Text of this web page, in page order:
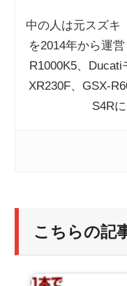
中の人は元スズキ
を2014年から運
R1000K5、Ducati
XR230F、GSX-
S4R
こちらの記